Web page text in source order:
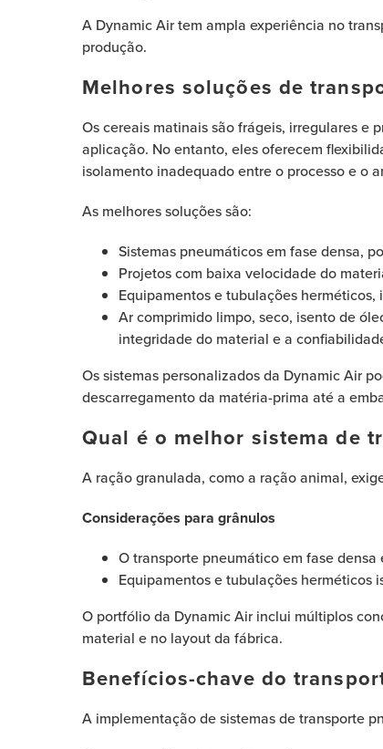
A Dynamic Air tem ampla experiência no
produção.
Melhores soluções de
Os cereais matinais são frágeis, irregulares e
aplicação. No entanto, eles oferecem
isolamento inadequado entre o processo e o
As melhores soluções são:
Sistemas pneumáticos em fase densa,
Projetos com baixa velocidade do
Equipamentos e tubulações
Ar comprimido limpo, seco, isento de
integridade do material e a
Os sistemas personalizados da Dynamic Air
descarregamento da matéria-prima até a
Qual é o melhor sistema de
A ração granulada, como a ração animal,
Considerações para grânulos
O transporte pneumático em fase
Equipamentos e tubulações herméticos
O portfólio da Dynamic Air inclui múltiplos
material e no layout da fábrica.
Benefícios-chave do
A implementação de sistemas de transporte